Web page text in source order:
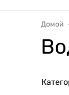
Домой